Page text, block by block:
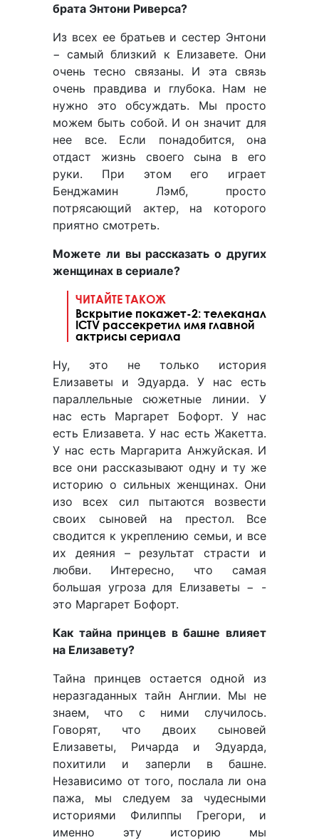
брата Энтони Риверса?
Из всех ее братьев и сестер Энтони
− самый близкий к Елизавете. Они
очень тесно связаны. И эта связь
очень правдива и глубока. Нам не
нужно это обсуждать. Мы просто
можем быть собой. И он значит для
нее все. Если понадобится, она
отдаст жизнь своего сына в его
руки. При этом его играет
Бенджамин Лэмб, просто
потрясающий актер, на которого
приятно смотреть.
Можете ли вы рассказать о других
женщинах в сериале?
ЧИТАЙТЕ ТАКОЖ
Вскрытие покажет-2: телеканал
ICTV рассекретил имя главной
актрисы сериала
Ну, это не только история
Елизаветы и Эдуарда. У нас есть
параллельные сюжетные линии. У
нас есть Маргарет Бофорт. У нас
есть Елизавета. У нас есть Жакетта.
У нас есть Маргарита Анжуйская. И
все они рассказывают одну и ту же
историю о сильных женщинах. Они
изо всех сил пытаются возвести
своих сыновей на престол. Все
сводится к укреплению семьи, и все
их деяния – результат страсти и
любви. Интересно, что самая
большая угроза для Елизаветы − -
это Маргарет Бофорт.
Как тайна принцев в башне влияет
на Елизавету?
Тайна принцев остается одной из
неразгаданных тайн Англии. Мы не
знаем, что с ними случилось.
Говорят, что двоих сыновей
Елизаветы, Ричарда и Эдуарда,
похитили и заперли в башне.
Независимо от того, послала ли она
пажа, мы следуем за чудесными
историями Филиппы Грегори, и
именно эту историю мы